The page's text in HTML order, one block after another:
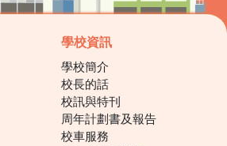
學校資訊
學校簡介
校長的話
校訊與特刊
周年計劃書及報告
校車服務